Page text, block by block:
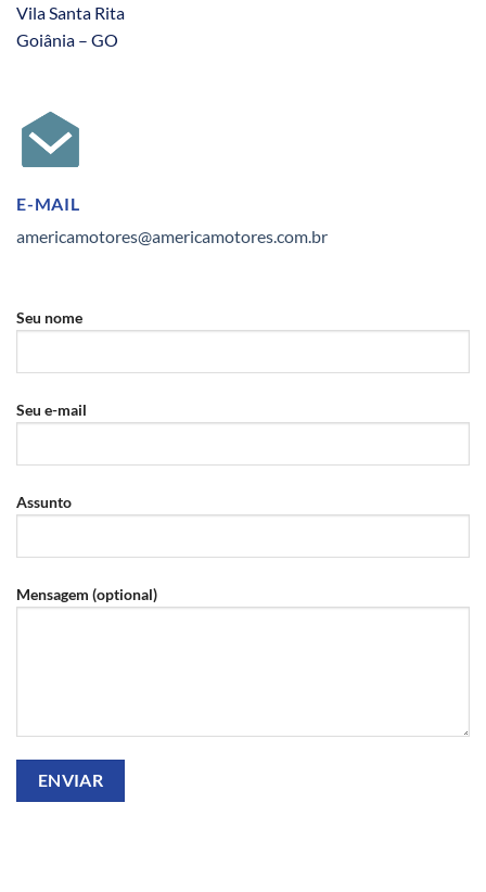
Vila Santa Rita
Goiânia – GO
E-MAIL
americamotores@americamotores.com.br
Seu nome
Seu e-mail
Assunto
Mensagem (optional)